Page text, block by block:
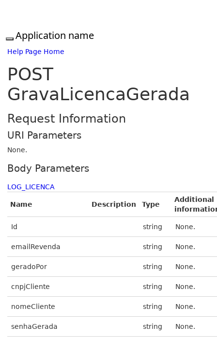
Application name
Help Page Home
POST
GravaLicencaGerada
Request Information
URI Parameters
None.
Body Parameters
LOG_LICENCA
Name Description Type
Additional
Id string None.
emailRevenda string None.
geradoPor string None.
cnpjCliente string None.
nomeCliente string None.
senhaGerada string None.